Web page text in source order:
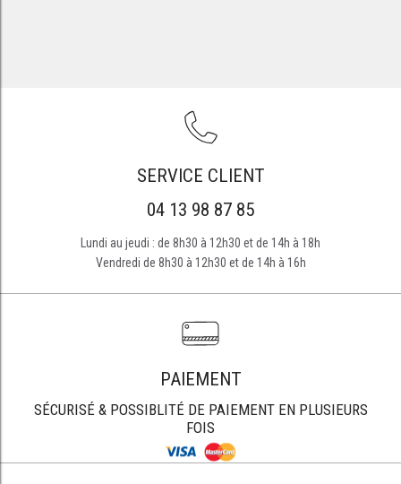
SERVICE CLIENT
04 13 98 87 85
Lundi au jeudi : de 8h30 à 12h30 et de 14h à 18h
Vendredi de 8h30 à 12h30 et de 14h à 16h
PAIEMENT
SÉCURISÉ & POSSIBLITÉ DE PAIEMENT EN PLUSIEURS
FOIS